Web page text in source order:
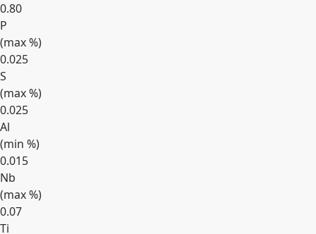
0.80
P
(max%)
0.025
S
(max%)
0.025
Al
(min %)
0.015
Nb
(max%)
0.07
Ti